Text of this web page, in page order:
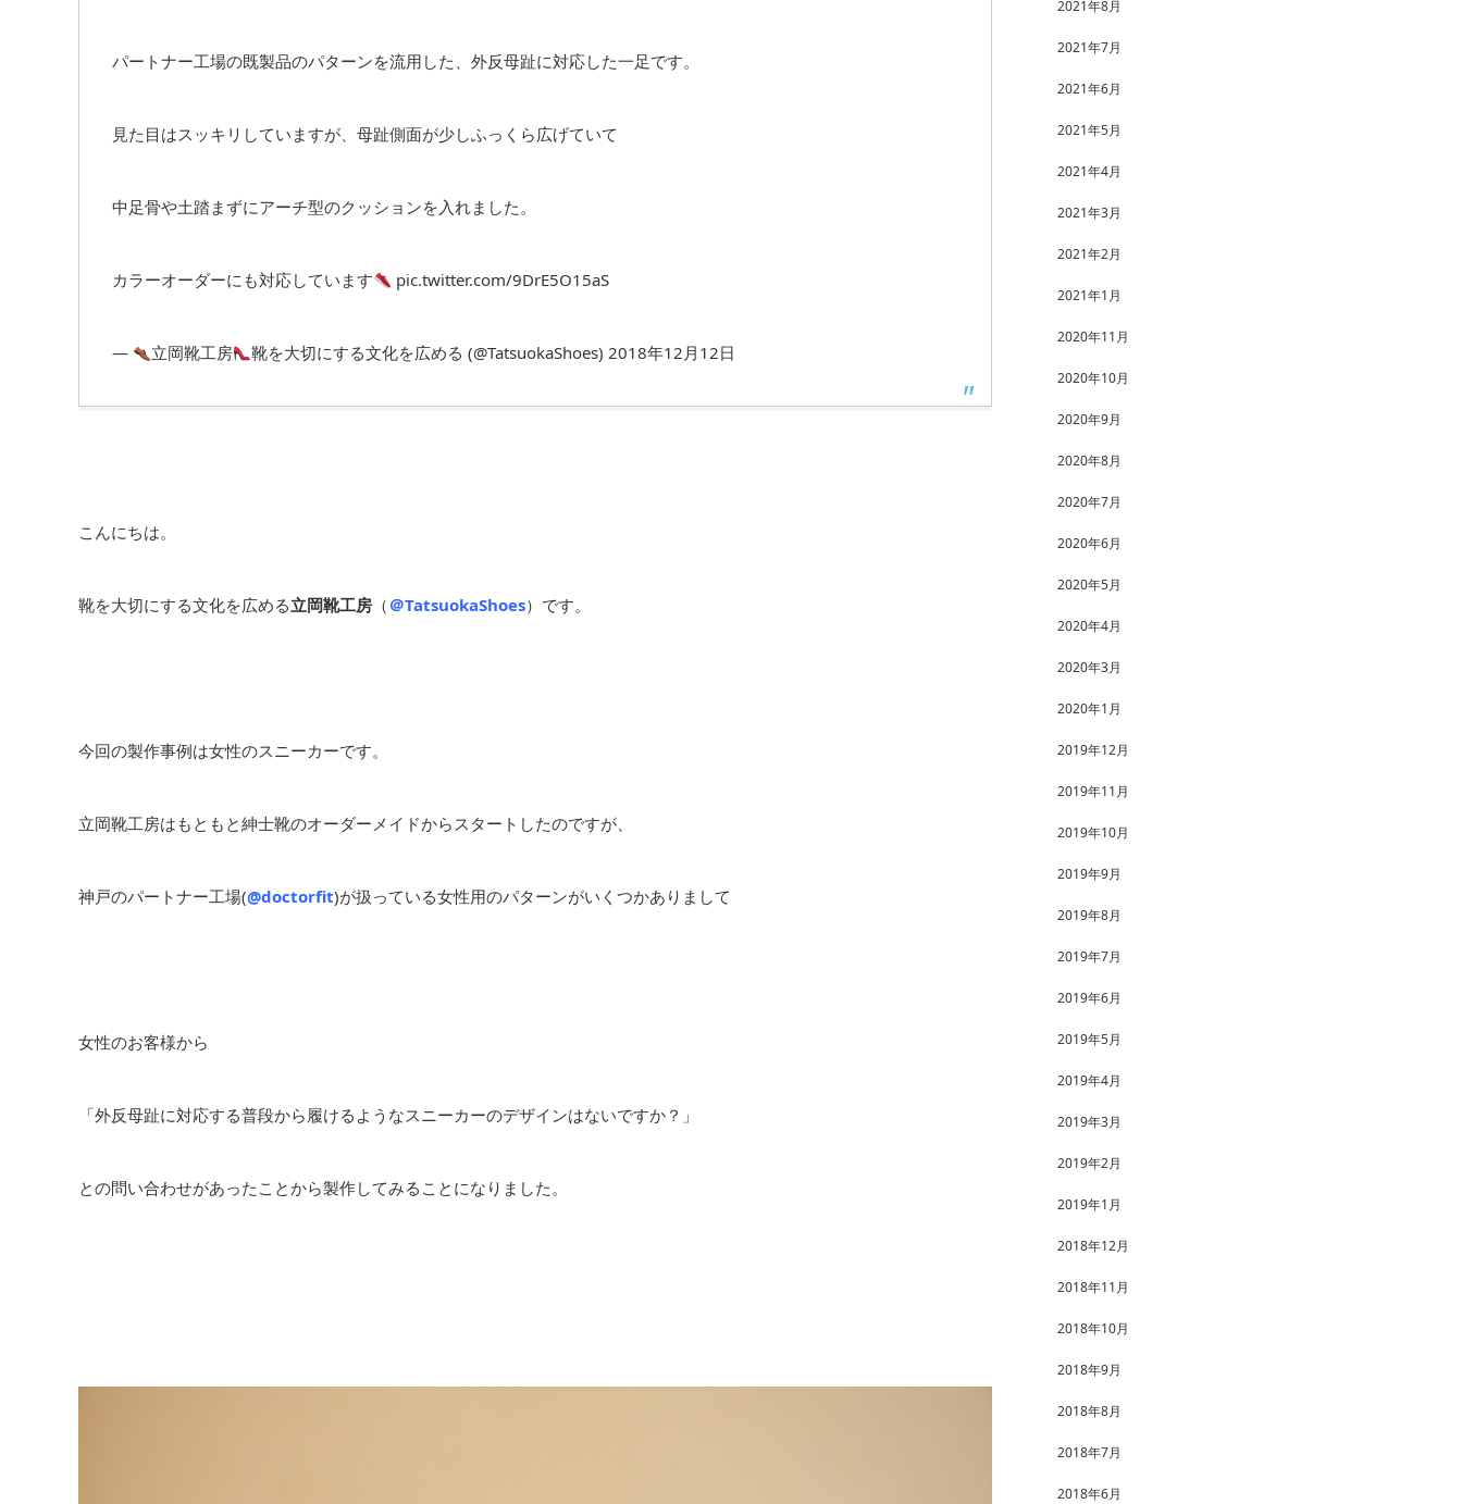
パートナー工場の既製品のパターンを流用した、外反母趾に対応した一足です。
見た目はスッキリしていますが、母趾側面が少しふっくら広げていて
中足骨や土踏まずにアーチ型のクッションを入れました。
カラーオーダーにも対応しています pic.twitter.com/9DrE5O15aS
— 立岡靴工房 靴を大切にする文化を広める (@TatsuokaShoes)2018年12月12日
こんにちは。
靴を大切にする文化を広める立岡靴工房 （ ＠TatsuokaShoes）です。
今回の製作事例は女性のスニーカーです。
立岡靴工房はもともと紳士靴のオーダーメイドからスタートしたのですが、
神戸のパートナー工場(@doctorfit)が扱っている女性用のパターンがいくつかありまして
女性のお客様から
「外反母趾に対応する普段から履けるようなスニーカーのデザインはないですか？」
との問い合わせがあったことから製作してみることになりました。
2021年8月
2021年7月
2021年6月
2021年5月
2021年4月
2021年3月
2021年2月
2021年1月
2020年11月
2020年10月
2020年9月
2020年8月
2020年7月
2020年6月
2020年5月
2020年4月
2020年3月
2020年1月
2019年12月
2019年11月
2019年10月
2019年9月
2019年8月
2019年7月
2019年6月
2019年5月
2019年4月
2019年3月
2019年2月
2019年1月
2018年12月
2018年11月
2018年10月
2018年9月
2018年8月
2018年7月
2018年6月